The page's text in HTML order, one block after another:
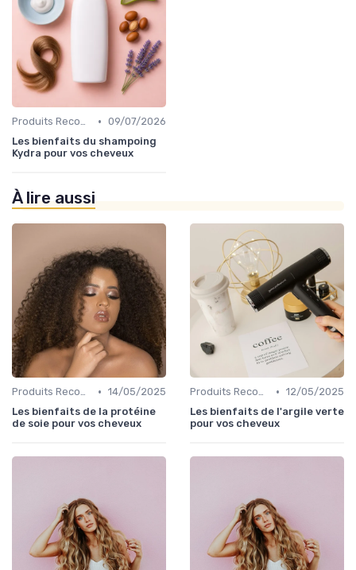
Produits Recommandés • 09/07/2026
Les bienfaits du shampoing
Kydra pour vos cheveux
À lire aussi
Produits Recommandés • 14/05/2025
Les bienfaits de la protéine
de soie pour vos cheveux
Produits Recommandés • 12/05/2025
Les bienfaits de l'argile verte
pour vos cheveux